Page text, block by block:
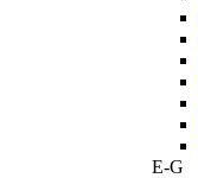
E-G